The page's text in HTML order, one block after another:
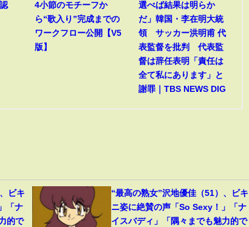
認
4小節のモチーフか
ら“歌入り”完成までの
ワークフロー公開【V5
版】
選べば結果は明らか
だ」韓国・李在明大統
領 サッカー洪明甫 代
表監督を批判 代表監
督は辞任表明「責任は
全て私にあります」と
謝罪｜TBS NEWS DIG
ビキ
「ナ
的で
“最高の熟女”沢地優佳（51）、ビキ
ニ姿に絶賛の声「So Sexy！」「ナ
イスバディ」「隅々までも魅力的で